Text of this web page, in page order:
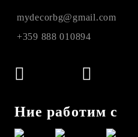
mydecorbg@gmail.com
+359 888 010894
Ние работим с